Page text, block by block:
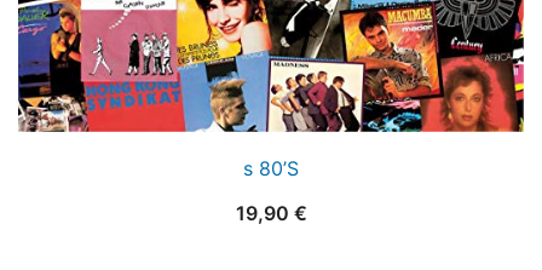
s 80’S
19,90 €